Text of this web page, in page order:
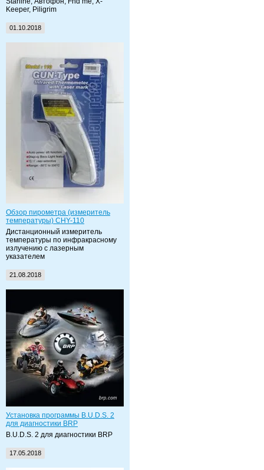
Keeper, Piligrim
01.10.2018
Обзор пирометра (измеритель
температуры) CHY-110
Дистанционный измеритель
температуры по инфракрасному
излучению с лазерным
указателем
21.08.2018
Установка программы B.U.D.S. 2
для диагностики BRP
B.U.D.S. 2 для диагностики BRP
17.05.2018